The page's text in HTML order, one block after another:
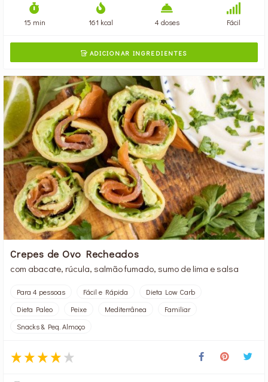
15 min 161 kcal 4 doses Fácil
ADICIONAR INGREDIENTES
Crepes de Ovo Recheados
com abacate, rúcula, salmão fumado, sumo de lima e salsa
Para 4 pessoas Fácil e Rápida
Dieta Low Carb
Dieta Paleo
Peixe Mediterrânea
Familiar
Snacks & Peq. Almoço